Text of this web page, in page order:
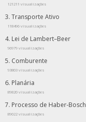
121211 visualizações
Transporte Ativo
118496 visualizações
Lei de Lambert–Beer
96979 visualizações
Comburente
93803 visualizações
Planária
89820 visualizações
Processo de Haber-Bosch
89022 visualizações